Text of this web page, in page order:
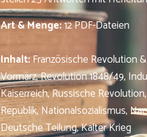
Art & Menge:12 PDF-Dateien
Inhalt:Französische Revolution
Vormärz, Revolution 1848/49,
Kaiserreich, Russische
Republik, Nationalsozialismus,
Deutsche Teilung, Kalter Krieg